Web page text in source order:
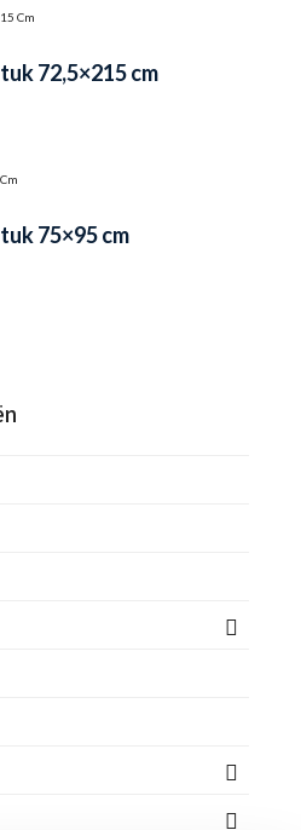
72,5×215 cm
75×95 cm